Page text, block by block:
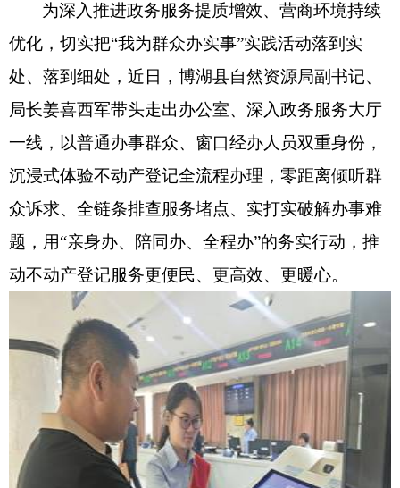
为深入推进政务服务提质增效、营商环境持续
优化，切实把“我为群众办实事”实践活动落到实
处、落到细处，近日，博湖县自然资源局副书记、
局长姜喜西军带头走出办公室、深入政务服务大厅
一线，以普通办事群众、窗口经办人员双重身份，
沉浸式体验不动产登记全流程办理，零距离倾听群
众诉求、全链条排查服务堵点、实打实破解办事难
题，用“亲身办、陪同办、全程办”的务实行动，推
动不动产登记服务更便民、更高效、更暖心。